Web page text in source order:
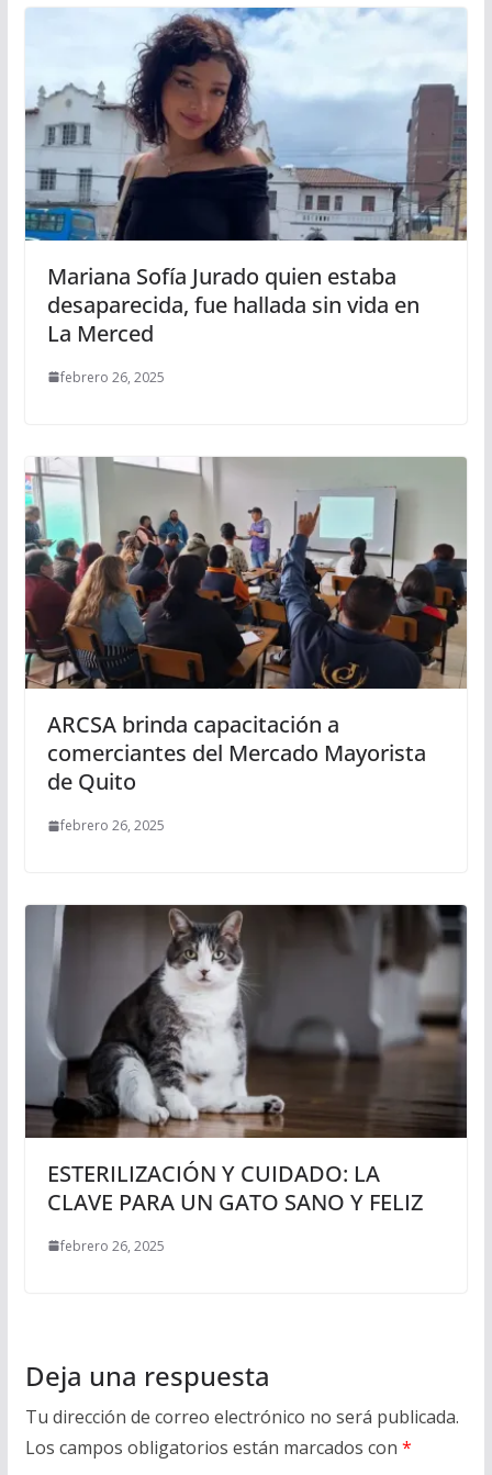
Mariana Sofía Jurado quien estaba
desaparecida, fue hallada sin vida en
La Merced
febrero 26, 2025
ARCSA brinda capacitación a
comerciantes del Mercado Mayorista
de Quito
febrero 26, 2025
ESTERILIZACIÓN Y CUIDADO: LA
CLAVE PARA UN GATO SANO Y FELIZ
febrero 26, 2025
Deja una respuesta
Tu dirección de correo electrónico no será publicada.
Los campos obligatorios están marcados con *